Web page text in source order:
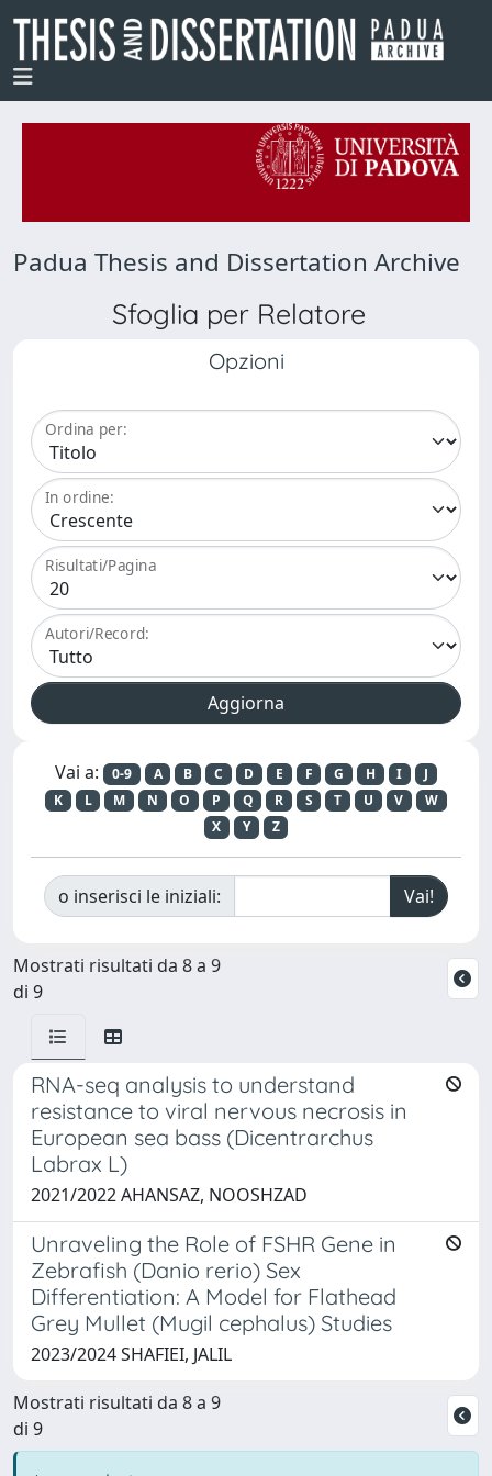
Padua Thesis and Dissertation Archive
Sfoglia per Relatore
Opzioni
Ordina per:
In ordine:
Risultati/Pagina
Autori/Record:
Vai a: 0-9 A B C D E F G H I
J
K
L M N O P Q R S T U V
W
X
Y Z
o inserisci le iniziali:
Mostrati risultati da 8 a 9
di 9
RNA-seq analysis to understand
resistance to viral nervous necrosis in
European sea bass (Dicentrarchus
Labrax L)
2021/2022 AHANSAZ, NOOSHZAD
Unraveling the Role of FSHR Gene in
Zebrafish (Danio rerio) Sex
Differentiation: A Model for Flathead
Grey Mullet (Mugil cephalus) Studies
2023/2024 SHAFIEI, JALIL
Mostrati risultati da 8 a 9
di 9